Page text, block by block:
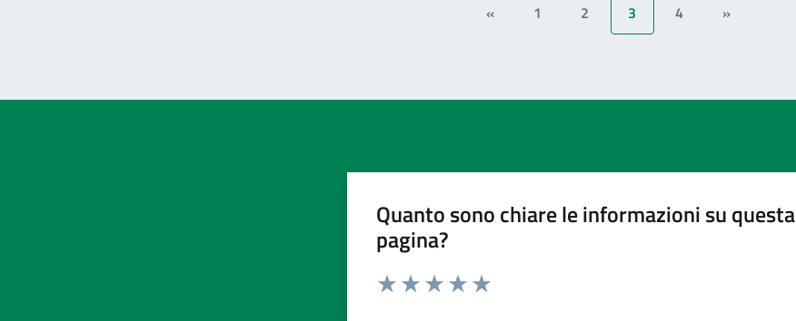
« 1 2 3 4 »
Quanto sono chiare le informazioni su questa
pagina?